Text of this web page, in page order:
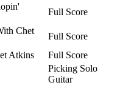
Full Score
Chet
Full Score
Atkins
Full Score
Picking Solo
Guitar